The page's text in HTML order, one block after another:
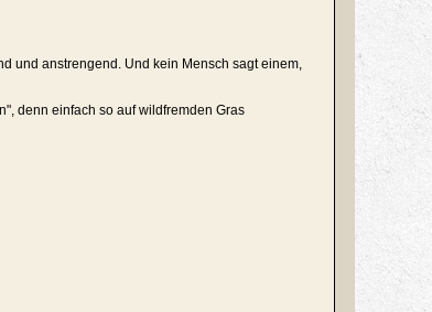
und anstrengend. Und kein Mensch sagt einem,
denn einfach so auf wildfremden Gras